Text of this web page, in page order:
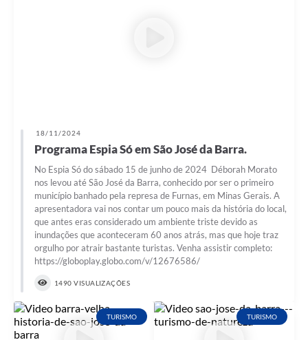
18/11/2024
Programa Espia Só em São José da Barra.
No Espia Só do sábado 15 de junho de 2024 Déborah Morato
nos levou até São José da Barra, conhecido por ser o primeiro
município banhado pela represa de Furnas, em Minas Gerais. A
apresentadora vai nos contar um pouco mais da história do local,
que antes eras considerado um ambiente triste devido as
inundações que aconteceram 60 anos atrás, mas que hoje traz
orgulho por atrair bastante turistas. Venha assistir completo:
https://globoplay.globo.com/v/12676586/
1490 VISUALIZAÇÕES
TURISMO TURISMO